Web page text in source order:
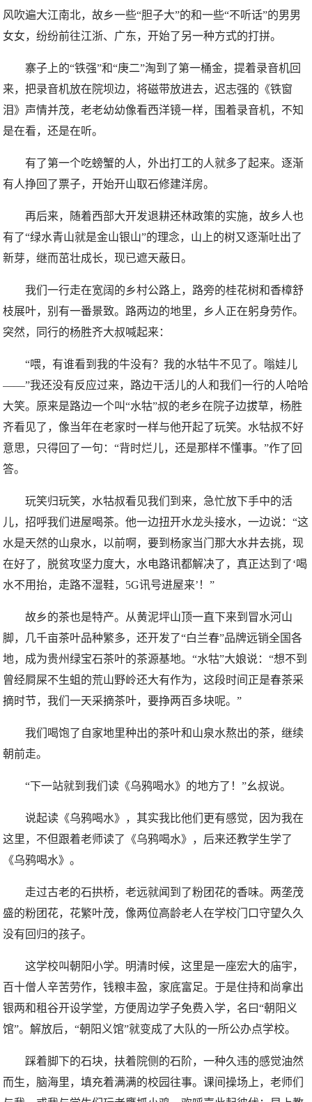
风吹遍大江南北，故乡一些“胆子大”的和一些“不听话”的男男
女女，纷纷前往江浙、广东，开始了另一种方式的打拼。
寨子上的“铁强”和“庚二”淘到了第一桶金，提着录音机回
来，把录音机放在院坝边，将磁带放进去，迟志强的《铁窗
泪》声情并茂，老老幼幼像看西洋镜一样，围着录音机，不知
是在看，还是在听。
有了第一个吃螃蟹的人，外出打工的人就多了起来。逐渐
有人挣回了票子，开始开山取石修建洋房。
再后来，随着西部大开发退耕还林政策的实施，故乡人也
有了“绿水青山就是金山银山”的理念，山上的树又逐渐吐出了
新芽，继而茁壮成长，现已遮天蔽日。
我们一行走在宽阔的乡村公路上，路旁的桂花树和香樟舒
枝展叶，别有一番景致。路两边的地里，乡人正在躬身劳作。
突然，同行的杨胜齐大叔喊起来：
“喂，有谁看到我的牛没有？我的水牯牛不见了。嗡娃儿
——”我还没有反应过来，路边干活儿的人和我们一行的人哈哈
大笑。原来是路边一个叫“水牯”叔的老乡在院子边拔草，杨胜
齐看见了，像当年在老家时一样与他开起了玩笑。水牯叔不好
意思，只得回了一句：“背时烂儿，还是那样不懂事。”作了回
答。
玩笑归玩笑，水牯叔看见我们到来，急忙放下手中的活
儿，招呼我们进屋喝茶。他一边扭开水龙头接水，一边说：“这
水是天然的山泉水，以前啊，要到杨家当门那大水井去挑，现
在好了，脱贫攻坚力度大，水电路讯都解决了，真正达到了‘喝
水不用抬，走路不湿鞋，5G讯号进屋来’！”
故乡的茶也是特产。从黄泥坪山顶一直下来到冒水河山
脚，几千亩茶叶品种繁多，还开发了“白兰春”品牌远销全国各
地，成为贵州绿宝石茶叶的茶源基地。“水牯”大娘说：“想不到
曾经屙屎不生蛆的荒山野岭还大有作为，这段时间正是春茶采
摘时节，我们一天采摘茶叶，要挣两百多块呢。”
我们喝饱了自家地里种出的茶叶和山泉水熬出的茶，继续
朝前走。
“下一站就到我们读《乌鸦喝水》的地方了！”幺叔说。
说起读《乌鸦喝水》，其实我比他们更有感觉，因为我在
这里，不但跟着老师读了《乌鸦喝水》，后来还教学生学了
《乌鸦喝水》。
走过古老的石拱桥，老远就闻到了粉团花的香味。两垄茂
盛的粉团花，花繁叶茂，像两位高龄老人在学校门口守望久久
没有回归的孩子。
这学校叫朝阳小学。明清时候，这里是一座宏大的庙宇，
百十僧人辛苦劳作，钱粮丰盈，家底富足。于是住持和尚拿出
银两和租谷开设学堂，方便周边学子免费入学，名曰“朝阳义
馆”。解放后，“朝阳义馆”就变成了大队的一所公办点学校。
踩着脚下的石块，扶着院侧的石阶，一种久违的感觉油然
而生，脑海里，填充着满满的校园往事。课间操场上，老师们